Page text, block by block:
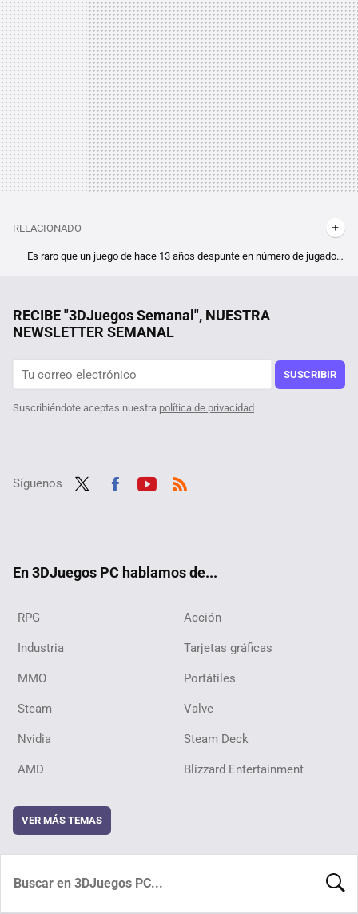
RELACIONADO
Es raro que un juego de hace 13 años despunte en número de jugadores, pero el potente lanzamiento en Steam de Space Marine 2 revive a su precuela
Querían superar Halo 3 de la forma más difícil posible, y lo consiguieron logrando además un récord que se antoja imposible hasta para los más hábiles
RECIBE "3DJuegos Semanal", NUESTRA
NEWSLETTER SEMANAL
SUSCRIBIR
Suscribiéndote aceptas nuestra política de privacidad
Síguenos
En 3DJuegos PC hablamos de...
RPG Acción
Industria Tarjetas gráficas
MMO Portátiles
Steam Valve
Nvidia Steam Deck
AMD Blizzard Entertainment
VER MÁS TEMAS